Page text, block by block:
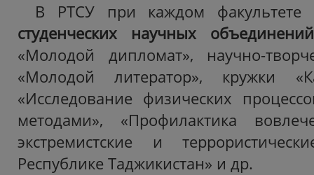
В РТСУ при каждом
студенческих научных
«Молодой дипломат»,
научно-
«Молодой литератор», кружки
«Исследование физических
методами», «Профилактика
экстремистские и
Республике Таджикистан» и др.